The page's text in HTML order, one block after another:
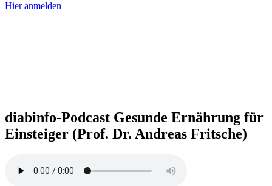
Hier anmelden
diabinfo-Podcast Ge­sun­de Er­näh­rung für
Einsteiger (Prof. Dr. An­dre­as Frit­sche)